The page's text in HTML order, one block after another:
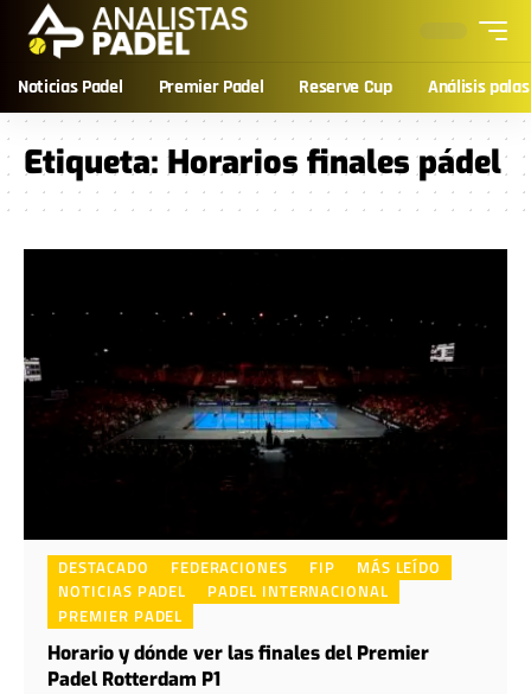
Noticias Padel Premier Padel Reserve Cup Análisis palas
Etiqueta: Horarios finales pádel
DESTACADO FEDERACIONES FIP
MÁS LEÍDO
NOTICIAS PADEL
PADEL INTERNACIONAL
PREMIER PADEL
Horario y dónde ver las finales del Premier
Padel Rotterdam P1